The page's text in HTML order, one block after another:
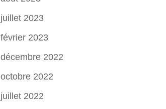
juillet 2023
février 2023
décembre 2022
octobre 2022
juillet 2022